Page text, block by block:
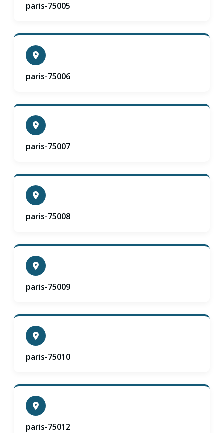
paris-75005
paris-75006
paris-75007
paris-75008
paris-75009
paris-75010
paris-75012